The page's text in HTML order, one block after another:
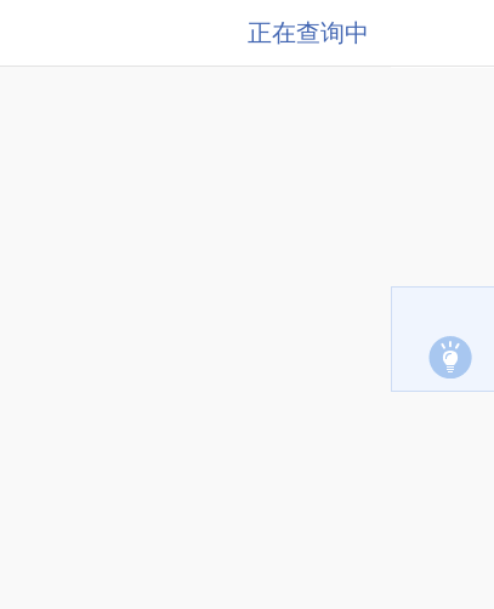
正在查询中